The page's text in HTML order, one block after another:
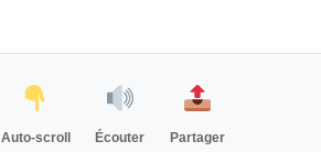
Auto-scroll Écouter Partager